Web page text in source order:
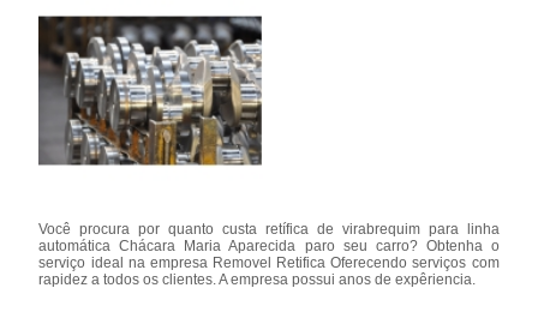
Você procura por quanto custa retífica de virabrequim para linha
automática Chácara Maria Aparecida paro seu carro? Obtenha o
serviço ideal na empresa Removel Retifica Oferecendo serviços com
rapidez a todos os clientes. A empresa possui anos de expêriencia.